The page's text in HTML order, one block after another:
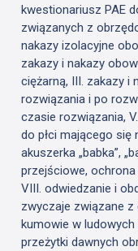
kwestionariusz PAE
związanych z
nakazy izolacyjne
zakazy i nakazy
ciężarną, III. zakazy i
rozwiązania i po
czasie rozwiązania,
do płci mającego się
akuszerka „babka”,
przejściowe,
VIII. odwiedzanie i
zwyczaje związane z
kumowie w
przeżytki dawnych